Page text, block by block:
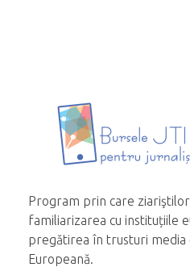
Program prin care
familiarizarea cu instituțiile
pregătirea în trusturi media
Europeană.